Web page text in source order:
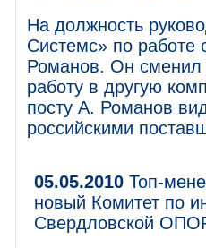
На должность
Системс» по работе
Романов. Он сменил
работу в другую
посту А. Романов
российскими
05.05.2010 Топ-
новый Комитет по
Свердловской